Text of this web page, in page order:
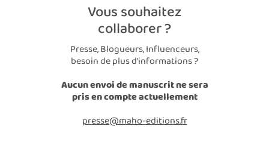
Vous souhaitez
collaborer ?
Presse, Blogueurs, Influenceurs,
besoin de plus d'informations ?
Aucun envoi de manuscrit ne sera
pris en compte actuellement
presse@maho-editions.fr